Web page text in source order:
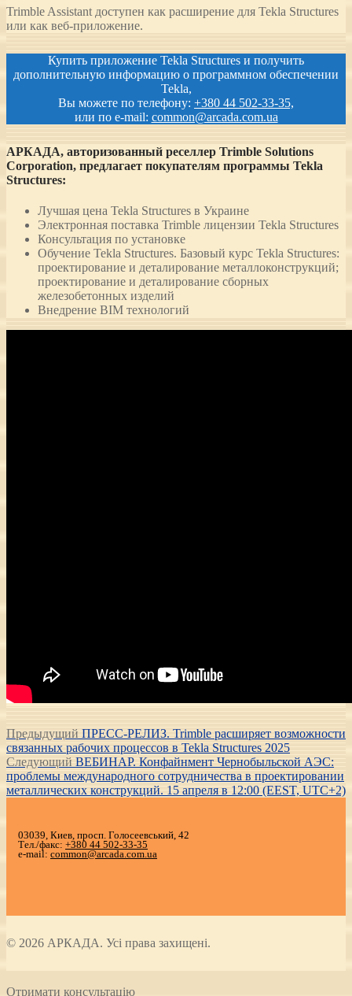
Trimble Assistant доступен как расширение для Tekla Structures
или как веб-приложение.
Купить приложение Tekla Structures и получить
дополнительную информацию о программном обеспечении
Tekla,
Вы можете по телефону: +380 44 502-33-35,
или по e-mail: common@arcada.com.ua
АРКАДА, авторизованный реселлер Trimble Solutions
Corporation, предлагает покупателям программы Tekla
Structures:
Лучшая цена Tekla Structures в Украине
Электронная поставка Trimble лицензии Tekla Structures
Консультация по установке
Обучение Tekla Structures. Базовый курс Tekla Structures:
проектирование и деталирование металлоконструкций;
проектирование и деталирование сборных
железобетонных изделий
Внедрение BIM технологий
Навигация
по
записям
Предыдущий Предыдущая
запись:
ПРЕСС-РЕЛИЗ. Trimble расширяет возможности
связанных рабочих процессов в Tekla Structures 2025
Следующий Следующая
запись:
ВЕБИНАР. Конфайнмент Чернобыльской АЭС:
проблемы международного сотрудничества в проектировании
металлических конструкций. 15 апреля в 12:00 (EEST, UTC+2)
03039, Киев, просп. Голосеевський, 42
Тел./факс: +380 44 502-33-35
e-mail: common@arcada.com.ua
© 2026 АРКАДА. Усі права захищені.
Отримати консультацію